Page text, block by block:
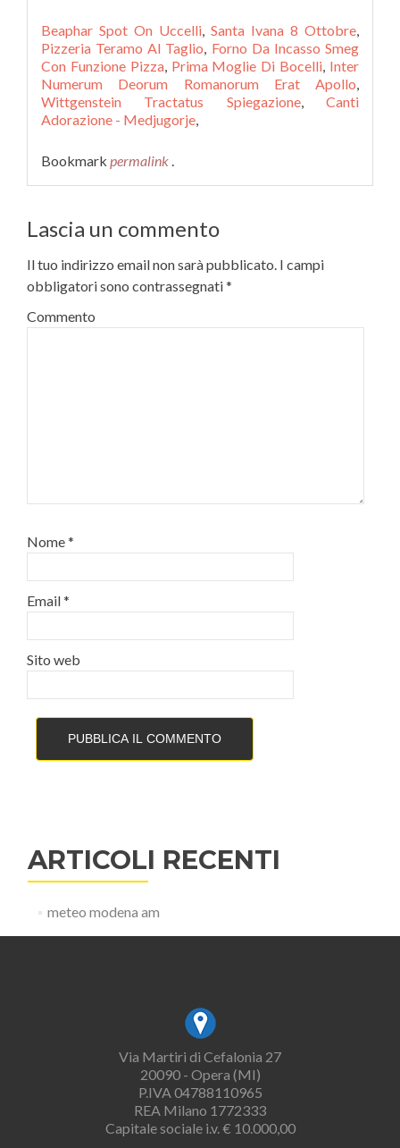
Beaphar Spot On Uccelli, Santa Ivana 8 Ottobre,
Pizzeria Teramo Al Taglio, Forno Da Incasso Smeg
Con Funzione Pizza, Prima Moglie Di Bocelli, Inter
Numerum Deorum Romanorum Erat Apollo,
Wittgenstein Tractatus Spiegazione,Canti
Adorazione - Medjugorje,
Bookmark permalink .
Lascia un commento
Il tuo indirizzo email non sarà pubblicato. I campi
obbligatori sono contrassegnati*
Commento
Nome*
Email*
Sito web
ARTICOLI RECENTI
meteo modena am
Via Martiri di Cefalonia 27
20090 - Opera (MI)
P.IVA 04788110965
REA Milano 1772333
Capitale sociale i.v. € 10.000,00